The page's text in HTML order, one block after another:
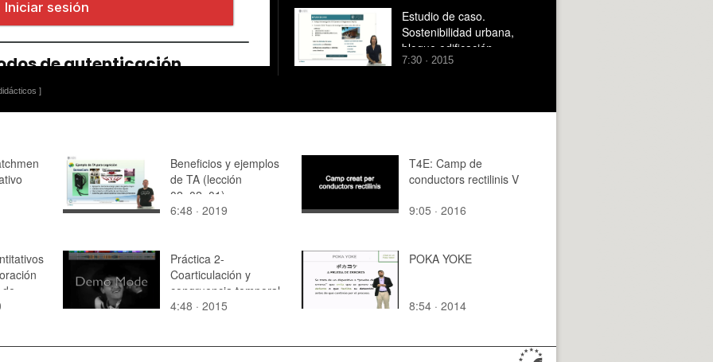
]
Estudio de caso.
Sostenibilidad urbana,
bloque edificación.
7:30 · 2015
Beneficios y ejemplos
de TA (lección
02_02_01)
6:48 · 2019
T4E: Camp de
conductors rectilinis V
9:05 · 2016
I
Práctica 2-
Coarticulación y
congruencia temporal
4:48 · 2015
POKA YOKE
8:54 · 2014